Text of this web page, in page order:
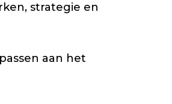
strategie en
aan het